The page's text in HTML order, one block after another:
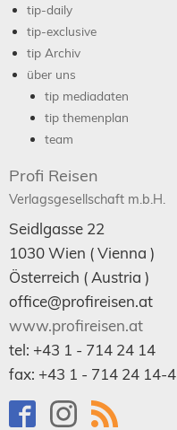
tip-daily
tip-exclusive
tip Archiv
über uns
tip mediadaten
tip themenplan
team
Profi Reisen
Verlagsgesellschaft m.b.H.
Seidlgasse 22
1030Wien ( Vienna )
Österreich ( Austria )
office@profireisen.at
www.profireisen.at
tel: +43 1 - 714 24 14
fax: +43 1 - 714 24 14-4